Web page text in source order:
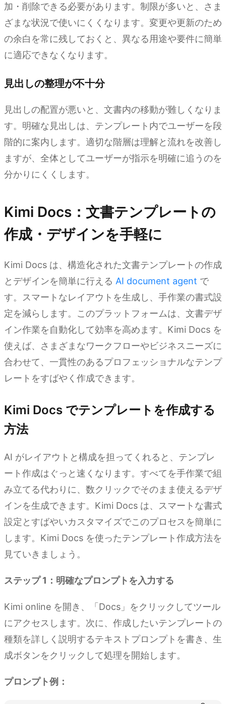
加・削除できる必要があります。制限が多いと、さま
ざまな状況で使いにくくなります。変更や更新のため
の余白を常に残しておくと、異なる用途や要件に簡単
に適応できなくなります。
見出しの整理が不十分
見出しの配置が悪いと、文書内の移動が難しくなりま
す。明確な見出しは、テンプレート内でユーザーを段
階的に案内します。適切な階層は理解と流れを改善し
ますが、全体としてユーザーが指示を明確に追うのを
分かりにくくします。
Kimi Docs：文書テンプレートの
作成・デザインを手軽に
Kimi Docs は、構造化された文書テンプレートの作成
とデザインを簡単に行える AI document agent で
す。スマートなレイアウトを生成し、手作業の書式設
定を減らします。このプラットフォームは、文書デザ
イン作業を自動化して効率を高めます。Kimi Docs を
使えば、さまざまなワークフローやビジネスニーズに
合わせて、一貫性のあるプロフェッショナルなテンプ
レートをすばやく作成できます。
Kimi Docs でテンプレートを作成する
方法
AI がレイアウトと構成を担ってくれると、テンプレ
ート作成はぐっと速くなります。すべてを手作業で組
み立てる代わりに、数クリックでそのまま使えるデザ
インを生成できます。Kimi Docs は、スマートな書式
設定とすばやいカスタマイズでこのプロセスを簡単に
します。Kimi Docs を使ったテンプレート作成方法を
見ていきましょう。
ステップ 1：明確なプロンプトを入力する
Kimi online を開き、「Docs」をクリックしてツール
にアクセスします。次に、作成したいテンプレートの
種類を詳しく説明するテキストプロンプトを書き、生
成ボタンをクリックして処理を開始します。
プロンプト例：